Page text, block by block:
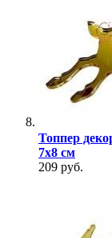
Топпер
7х8 см
209 руб.